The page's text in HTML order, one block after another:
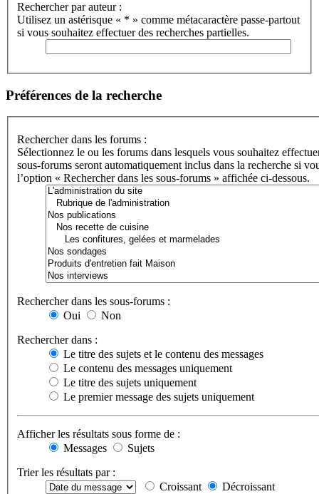
Rechercher par auteur :
Utilisez un astérisque « * » comme métacaractère passe-partout
si vous souhaitez effectuer des recherches partielles.
Préférences de la recherche
Rechercher dans les forums :
Sélectionnez le ou les forums dans lesquels vous souhaitez
sous-forums seront automatiquement inclus dans la recherche si
l’option « Rechercher dans les sous-forums » affichée ci-dessous.
Rechercher dans les sous-forums :
Oui
Non
Rechercher dans :
Le titre des sujets et le contenu des messages
Le contenu des messages uniquement
Le titre des sujets uniquement
Le premier message des sujets uniquement
Afficher les résultats sous forme de :
Messages
Sujets
Trier les résultats par :
Croissant
Décroissant